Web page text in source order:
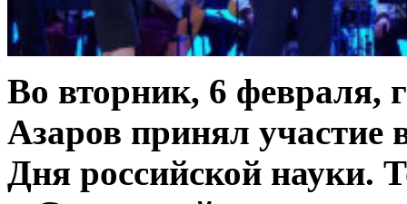
Во вторник, 6 февраля,
Азаров принял участие
Дня российской науки.